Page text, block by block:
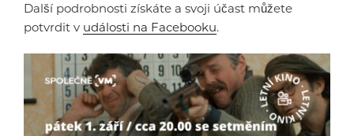
Další podrobnosti získáte a svoji účast můžete
potvrdit v události na Facebooku.